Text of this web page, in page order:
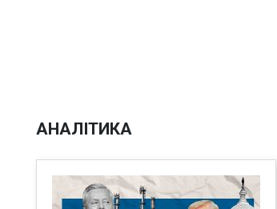
АНАЛІТИКА